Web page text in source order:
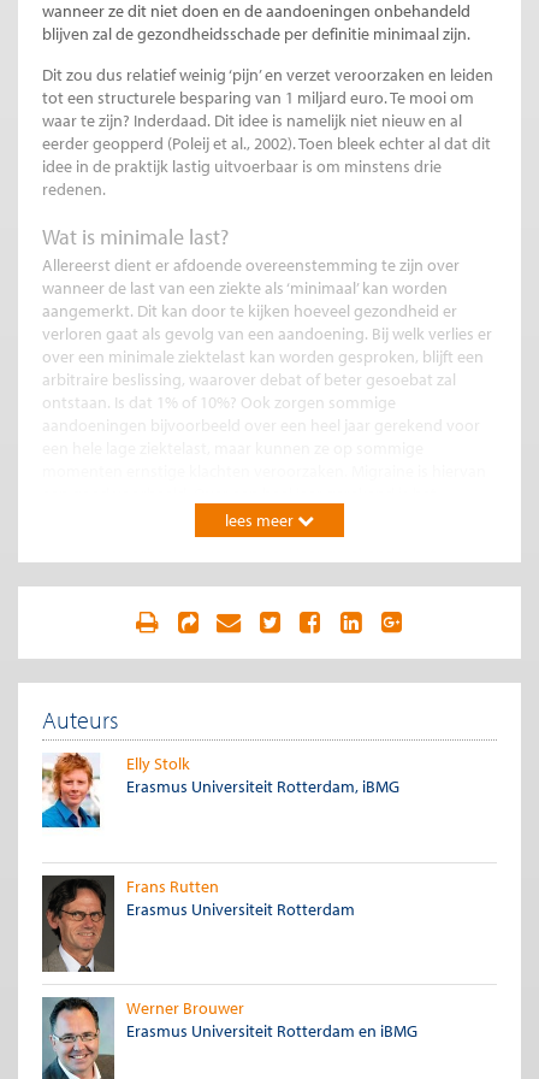
wanneer ze dit niet doen en de aandoeningen onbehandeld
blijven zal de gezondheidsschade per definitie minimaal zijn.
Dit zou dus relatief weinig ‘pijn’ en verzet veroorzaken en leiden
tot een structurele besparing van 1 miljard euro. Te mooi om
waar te zijn? Inderdaad. Dit idee is namelijk niet nieuw en al
eerder geopperd (Poleij et al., 2002). Toen bleek echter al dat dit
idee in de praktijk lastig uitvoerbaar is om minstens drie
redenen.
Wat is minimale last?
Allereerst dient er afdoende overeenstemming te zijn over
wanneer de last van een ziekte als ‘minimaal’ kan worden
aangemerkt. Dit kan door te kijken hoeveel gezondheid er
verloren gaat als gevolg van een aandoening. Bij welk verlies er
over een minimale ziektelast kan worden gesproken, blijft een
arbitraire beslissing, waarover debat of beter gesoebat zal
ontstaan. Is dat 1% of 10%? Ook zorgen sommige
aandoeningen bijvoorbeeld over een heel jaar gerekend voor
gezondheidsverlies daarvan vaak laag, maar op dagen met een
aanval is de ziektelast juist zeer hoog. Het maakt dan dus ook
uit over welke periode ziektelast wordt berekend.
Vaststellen aandoeningen
Ten tweede dient, wanneer eenmaal duidelijk is wat minimale
ziektelast precies inhoudt, te worden vastgesteld welke
aandoeningen aan deze definitie voldoen. Vaak zullen de
Dat vereist namelijk vrij gedetailleerde informatie over de
gezondheidsschade die deze aandoeningen in relevante
patiëntengroepen veroorzaken. Deze informatie is vaak niet
voorhanden, wat het vaststellen van minimale ziektelast
bemoeilijkt. Daarmee wordt niet alleen de uitvoerbaarheid van
aan dat de onderbouwing van de voorgenomen bezuiniging
van maar liefst een miljard euro zeer onduidelijk is. Zijn er wel
zoveel aandoeningen die een ‘minimale ziektelast’
veroorzaken? Of rekken we het begrip op tot het miljard is
bereikt?
Een last of een ongemak?
Ten derde is er het meer fundamentele probleem dat
aandoeningen vaak niet in algemene zin leiden tot een
lees meer
Auteurs
Elly Stolk
Erasmus Universiteit Rotterdam, iBMG
Frans Rutten
Erasmus Universiteit Rotterdam
Werner Brouwer
Erasmus Universiteit Rotterdam en iBMG